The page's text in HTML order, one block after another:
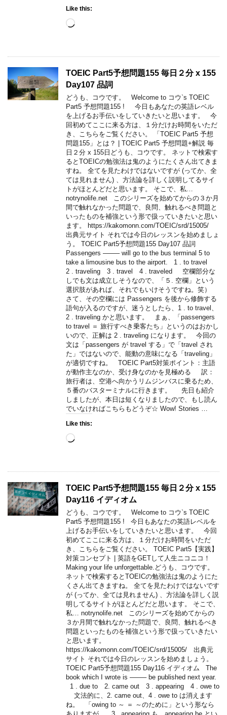
Like this:
Loading…
TOEIC Part5予想問題155 毎日２分 x 155
Day107 品詞
どうも、コウです。 Welcome to コウ`s TOEIC
Part5 予想問題155 ! 今日もあなたの英語レベル
を上げるお手伝いをしていきたいと思います。 今
回初めてここに来る方は、１分だけお時間をいただ
き、こちらをご覧ください。 「TOEIC Part5 予想
問題155」とは？ | TOEIC Part5 予想問題+解説 毎
日２分 x 155日どうも、コウです。 ネットで検索す
るとTOEICの勉強法は鬼のようにたくさん出てきま
すね。 全てを見たわけではないですが (ってか、全
ては見れません) 、方法論を詳しく説明してるサイ
トがほとんどだと思います。 そこで、私…
notrynolife.net このシリーズを始めてからの３か月
間で触れなかった問題で、良問、触れるべき問題と
いったものを補強という形で扱っていきたいと思い
ます。 https://kakomonn.com/TOEIC/srd/15005/
出典元サイト それでは今日のレッスンを始めましょ
う。 TOEIC Part5予想問題155 Day107 品詞
Passengers ——– will go to the bus terminal 5 to
take a limousine bus to the airport. 1 . to travel
2 . traveling 3 . travel 4 . traveled 空欄部分な
しでも文は成立しそうなので、「５. 空欄」という
選択肢があれば、それでもいけそうですね。笑）
さて、その空欄には Passengers を後から修飾する
語句が入るのですが、迷うとしたら、1 . to travel、
2 . traveling かと思います。 まぁ、「passengers
to travel ＝ 旅行すべき乗客たち」というのはおかし
いので、正解は 2 . traveling になります。 今回の
文は「passengers が travel する」で「travel され
た」ではないので、能動の意味になる「traveling」
が適切ですね。 TOEIC Part5対策ポイント：主語
が動作主なのか、受け身なのかを見極める 訳：
旅行者は、空港へ向かうリムジンバスに乗るため、
５番のバスターミナルに行きます。 先日も紹介
しましたが、本日は短くなりましたので、もし読ん
でいなければこちらもどうぞ☆ Wow! Stories …
Like this:
Loading…
TOEIC Part5予想問題155 毎日２分 x 155
Day116 イディオム
どうも、コウです。 Welcome to コウ`s TOEIC
Part5 予想問題155 ! 今日もあなたの英語レベルを
上げるお手伝いをしていきたいと思います。 今回
初めてここに来る方は、１分だけお時間をいただ
き、こちらをご覧ください。 TOEIC Part5【実践】
対策コンセプト | 英語をGETして人生ニコニコ！
Making your life unforgettable.どうも、コウです。
ネットで検索するとTOEICの勉強法は鬼のようにた
くさん出てきますね。 全てを見たわけではないです
が (ってか、全ては見れません) 、方法論を詳しく説
明してるサイトがほとんどだと思います。 そこで、
私… notrynolife.net このシリーズを始めてからの
３か月間で触れなかった問題で、良問、触れるべき
問題といったものを補強という形で扱っていきたい
と思います。
https://kakomonn.com/TOEIC/srd/15005/ 出典元
サイト それでは今日のレッスンを始めましょう。
TOEIC Part5予想問題155 Day116 イディオム The
book which I wrote is ——– be published next year.
1 . due to 2. came out 3 . appearing 4 . owe to
文法的に、2. came out、4 . owe to は消えます
ね。 「owing to ～ ＝ ～のために」という形なら